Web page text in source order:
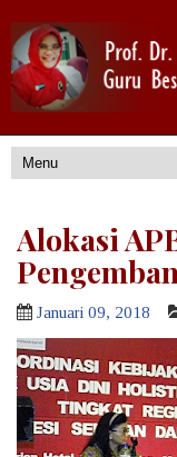
Alokasi
Januari 09, 2018